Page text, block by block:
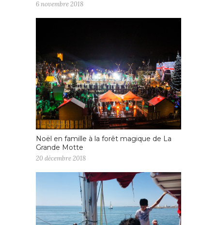
6 novembre 2018
Noël en famille à la forêt magique de La
Grande Motte
20 décembre 2018